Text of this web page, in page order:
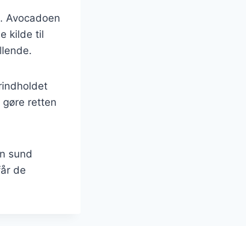
Avocadoen
kilde til
retten
sund
de